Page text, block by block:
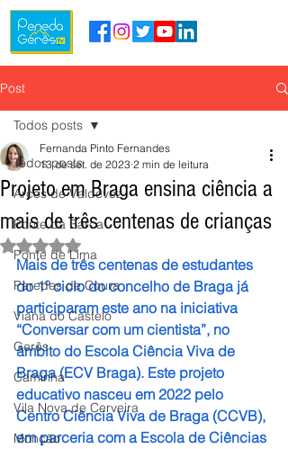
Post
Todos posts
Arcos de Valdevez
Ponte da Barca
Ponte de Lima
Paredes de Coura
Viana do Castelo
Gerês
Caminha
Vila Nova de Cerveira
Monção
Todos posts
Projeto em Braga ensina ciência a
mais de três centenas de crianças
Fernanda Pinto Fernandes
13 de set. de 2023 2 min de leitura
Avaliado com NaN de 5 estrelas.
Mais de três centenas de estudantes
do 1º ciclo do concelho de Braga já
participaram este ano na iniciativa
“Conversar com um cientista”, no
âmbito do Escola Ciência Viva de
Braga (ECV Braga). Este projeto
educativo nasceu em 2022 pelo
Centro Ciência Viva de Braga (CCVB),
em parceria com a Escola de Ciências